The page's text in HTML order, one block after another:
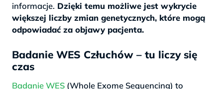
informacje. Dzięki temu możliwe jest wykrycie
większej liczby zmian genetycznych, które mogą
odpowiadać za objawy pacjenta.
Badanie WES Człuchów – tu liczy się
czas
Badanie WES (Whole Exome Sequencing) to